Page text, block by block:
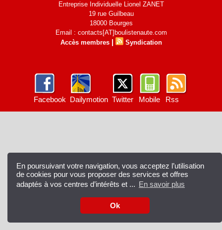
En poursuivant votre navigation, vous acceptez l’utilisation
de cookies pour vous proposer des services et offres
adaptés à vos centres d’intérêts et ... En savoir plus
Ok
Entreprise Individuelle Lionel ZANET
19 rue Guilbeau
18000 Bourges
Email : contacts[AT]boulistenaute.com
Accès membres | Syndication
Facebook Dailymotion Twitter Mobile Rss